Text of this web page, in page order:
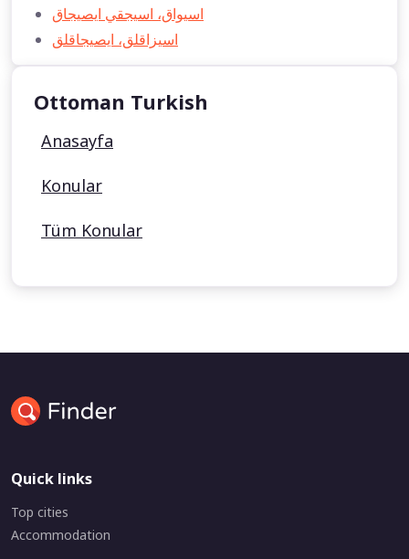
اسيواق، اسيجقي ايصيجاق
اسيزاقلق، ايصيجاقلق
Ottoman Turkish
Anasayfa
Konular
Tüm Konular
Quick links
Top cities
Accommodation